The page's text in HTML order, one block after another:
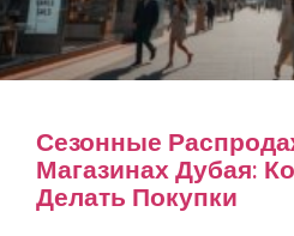
Сезонные
Магазинах Дубая:
Делать Покупки